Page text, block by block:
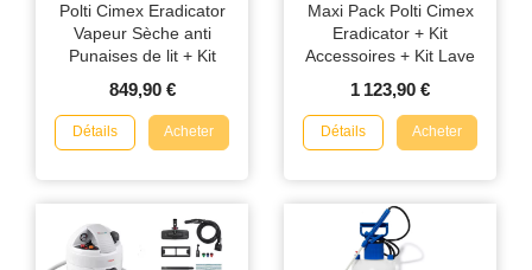
Polti Cimex Eradicator
Vapeur Sèche anti
Punaises de lit + Kit
accessoires
849,90 €
Détails Acheter
Maxi Pack Polti Cimex
Eradicator + Kit
Accessoires + Kit Lave
Vitre + Kit Repassage +
Sac de Transport
1 123,90 €
Détails Acheter